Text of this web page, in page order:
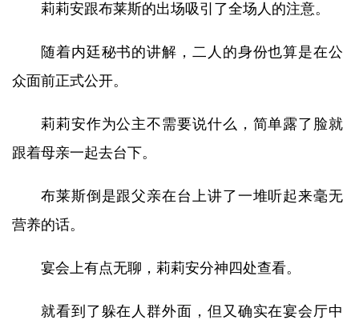
莉莉安跟布莱斯的出场吸引了全场人的注意。
随着内廷秘书的讲解，二人的身份也算是在公
众面前正式公开。
莉莉安作为公主不需要说什么，简单露了脸就
跟着母亲一起去台下。
布莱斯倒是跟父亲在台上讲了一堆听起来毫无
营养的话。
宴会上有点无聊，莉莉安分神四处查看。
就看到了躲在人群外面，但又确实在宴会厅中